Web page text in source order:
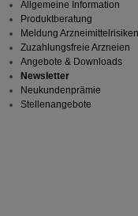
betreiben.
Statistik &
Informationen
unserer Website
Website weiter für
auf unserer
Drittseiten
Bitte beachten
Dritte wie z.B.
Allgemeine Information
Produktberatung
Meldung Arzneimittelrisiken
Zuzahlungsfreie Arzneien
Angebote & Downloads
Newsletter
Neukundenprämie
Stellenangebote